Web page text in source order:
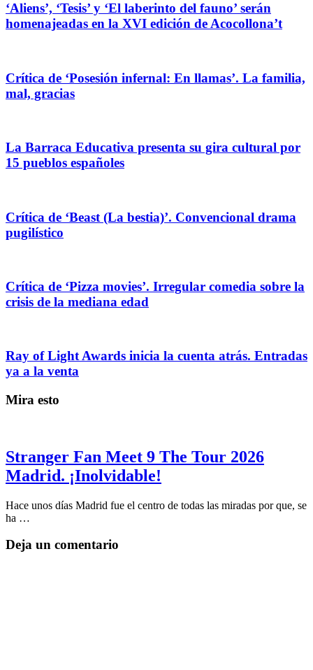
‘Aliens’, ‘Tesis’ y ‘El laberinto del fauno’ serán
homenajeadas en la XVI edición de Acocollona’t
Crítica de ‘Posesión infernal: En llamas’. La familia,
mal, gracias
La Barraca Educativa presenta su gira cultural por
15 pueblos españoles
Crítica de ‘Beast (La bestia)’. Convencional drama
pugilístico
Crítica de ‘Pizza movies’. Irregular comedia sobre la
crisis de la mediana edad
Ray of Light Awards inicia la cuenta atrás. Entradas
ya a la venta
Mira esto
Stranger Fan Meet 9 The Tour 2026
Madrid. ¡Inolvidable!
Hace unos días Madrid fue el centro de todas las miradas por que, se
ha …
Deja un comentario